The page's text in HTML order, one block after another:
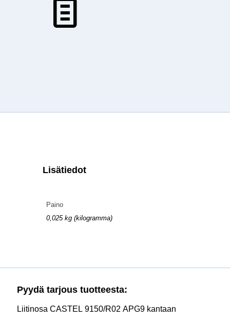
Lisätiedot
Paino
0,025 kg (kilogramma)
Pyydä tarjous tuotteesta:
Liitinosa CASTEL 9150/R02 APG9 kantaan